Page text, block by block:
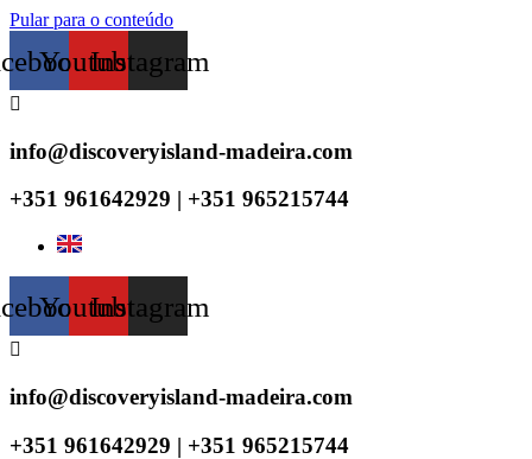
Pular para o conteúdo
YoutubeInstagram
info@discoveryisland-madeira.com
+351 961642929 | +351 965215744
YoutubeInstagram
info@discoveryisland-madeira.com
+351 961642929 | +351 965215744